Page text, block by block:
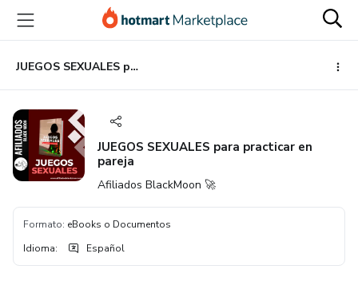
principal
página
de
página
JUEGOS SEXUALES para practicar en pareja
JUEGOS SEXUALES para practicar en
pareja
Afiliados BlackMoon 🚀
Formato: eBooks o Documentos
Idioma: Español